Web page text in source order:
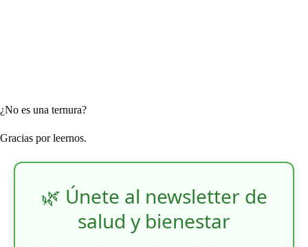
¿No es una ternura?
Gracias por leernos.
🌿 Únete al newsletter de
salud y bienestar